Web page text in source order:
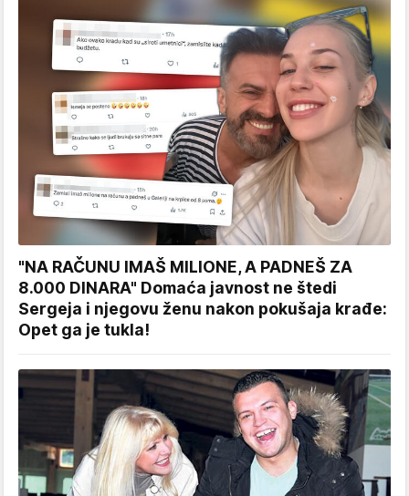
"NA RAČUNU IMAŠ MILIONE, A PADNEŠ ZA
8.000 DINARA" Domaća javnost ne štedi
Sergeja i njegovu ženu nakon pokušaja krađe:
Opet ga je tukla!